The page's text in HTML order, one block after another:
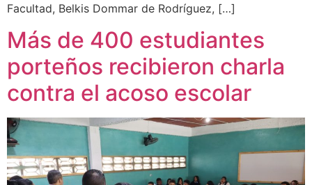
Facultad, Belkis Dommar de Rodríguez, […]
Más de 400 estudiantes
porteños recibieron charla
contra el acoso escolar